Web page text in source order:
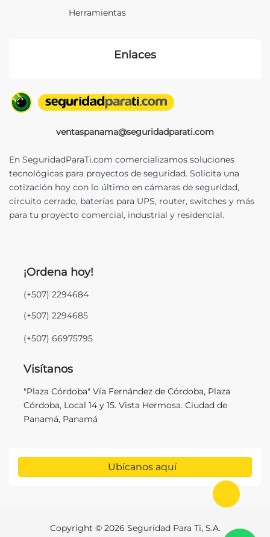
Ir al
ventaspanama@seguridadparati.com
En SeguridadParaTi.com comercializamos soluciones
tecnológicas para proyectos de seguridad. Solicita una
cotización hoy con lo último en cámaras de seguridad,
circuito cerrado, baterías para UPS, router, switches y más
para tu proyecto comercial, industrial y residencial.
¡Ordena hoy!
(+507) 2294684
(+507) 2294685
(+507) 66975795
Visítanos
"Plaza Córdoba" Vía Fernández de Córdoba, Plaza
Córdoba, Local 14 y 15. Vista Hermosa. Ciudad de
Panamá, Panamá
Herramientas
Enlaces
Ubícanos aquí
Copyright © 2026 Seguridad Para Ti, S.A.